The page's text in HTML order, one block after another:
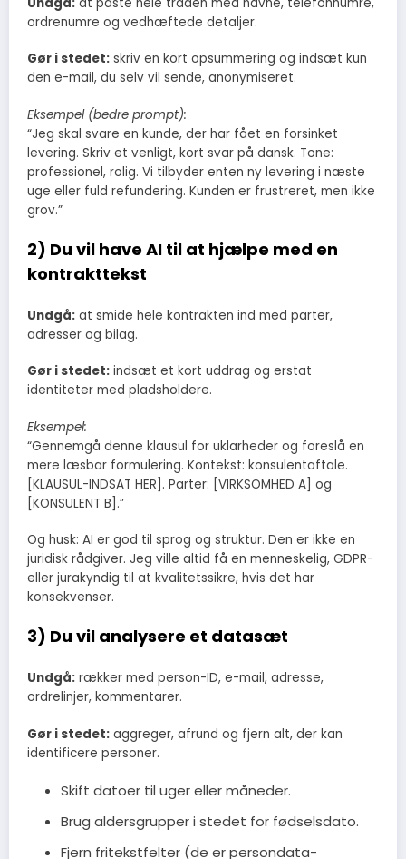
ordrenumre og vedhæftede detaljer.
Gør i stedet: skriv en kort opsummering og indsæt kun
den e-mail, du selv vil sende, anonymiseret.
Eksempel (bedre prompt):
“Jeg skal svare en kunde, der har fået en forsinket
levering. Skriv et venligt, kort svar på dansk. Tone:
professionel, rolig. Vi tilbyder enten ny levering i næste
uge eller fuld refundering. Kunden er frustreret, men ikke
grov.”
2) Du vil have AI til at hjælpe med en
kontrakttekst
Undgå: at smide hele kontrakten ind med parter,
adresser og bilag.
Gør i stedet: indsæt et kort uddrag og erstat
identiteter med pladsholdere.
Eksempel:
“Gennemgå denne klausul for uklarheder og foreslå en
mere læsbar formulering. Kontekst: konsulentaftale.
[KLAUSUL-INDSAT HER]. Parter: [VIRKSOMHED A] og
[KONSULENT B].”
Og husk: AI er god til sprog og struktur. Den er ikke en
juridisk rådgiver. Jeg ville altid få en menneskelig, GDPR-
eller jurakyndig til at kvalitetssikre, hvis det har
konsekvenser.
3) Du vil analysere et datasæt
Undgå: rækker med person-ID, e-mail, adresse,
ordrelinjer, kommentarer.
Gør i stedet: aggreger, afrund og fjern alt, der kan
identificere personer.
Skift datoer til uger eller måneder.
Brug aldersgrupper i stedet for fødselsdato.
Fjern fritekstfelter (de er persondata-